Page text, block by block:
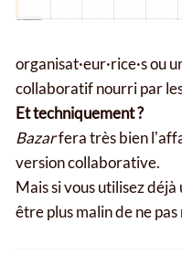
organisat·eur·rice·s ou
collaboratif nourri par
Et techniquement ?
Bazarfera très bien
version collaborative.
Mais si vous utilisez
être plus malin de ne